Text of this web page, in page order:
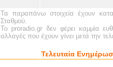
Τα παραπάνω στοιχεία έχουν
Σταθμού.
Το proradio.gr δεν φέρει καμμία
αλλαγές που έχουν γίνει μετά την
Τελευταία